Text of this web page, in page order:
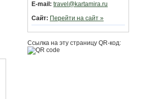
E-mail: travel@kartamira.ru
Сайт: Перейти на сайт »
Ссылка на эту страницу QR-код: